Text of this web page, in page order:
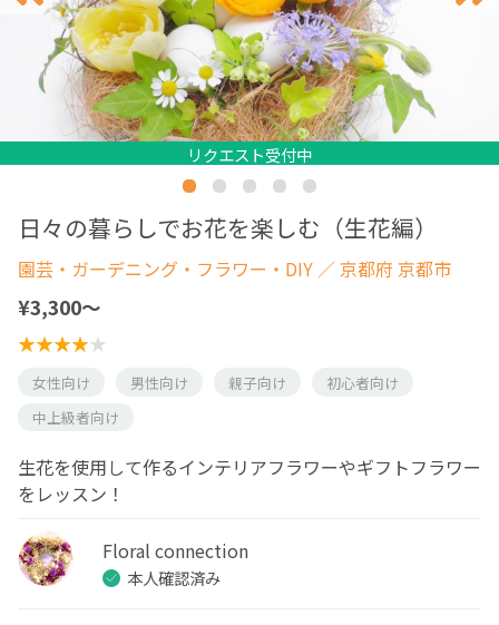
リクエスト受付中
リクエスト受付中
リクエスト受付中
リクエスト受付中
リクエスト受付中
リクエスト受付中
日々の暮らしでお花を楽しむ（生花編）
園芸・ガーデニング・フラワー・DIY ／ 京都府 京都市
¥3,300〜
女性向け 男性向け 親子向け
初心者向け
中上級者向け
生花を使用して作るインテリアフラワーやギフトフラワー
をレッスン！
Floral connection
本人確認済み